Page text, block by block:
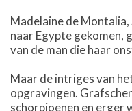
Madelaine de
naar Egypte gekomen,
van de man die haar
Maar de intriges van
opgravingen.
schorpioenen en erger